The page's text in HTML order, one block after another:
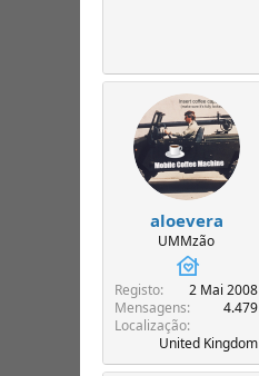
aloevera
UMMzão
Registo
2 Mai 2008
Mensagens
4.479
Localização
United Kingdom